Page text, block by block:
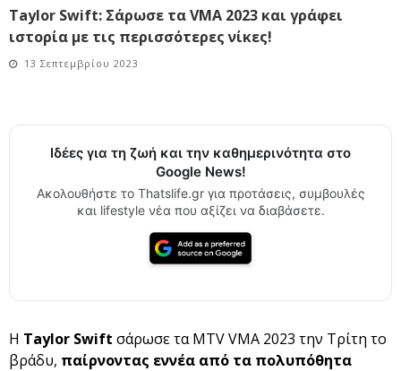
Taylor Swift: Σάρωσε τα VMA 2023 και γράφει
ιστορία με τις περισσότερες νίκες!
13 Σεπτεμβρίου 2023
Ιδέες για τη ζωή και την καθημερινότητα στο
Google News!
Ακολουθήστε το Thatslife.gr για προτάσεις, συμβουλές
και lifestyle νέα που αξίζει να διαβάσετε.
Η Taylor Swift σάρωσε τα MTV VMA 2023 την Τρίτη το
βράδυ, παίρνοντας εννέα από τα πολυπόθητα